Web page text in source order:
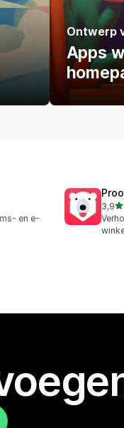
Ontwerp
Apps
en e-
3,9
88